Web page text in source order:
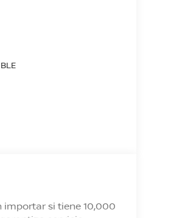
importar si tiene 10,000